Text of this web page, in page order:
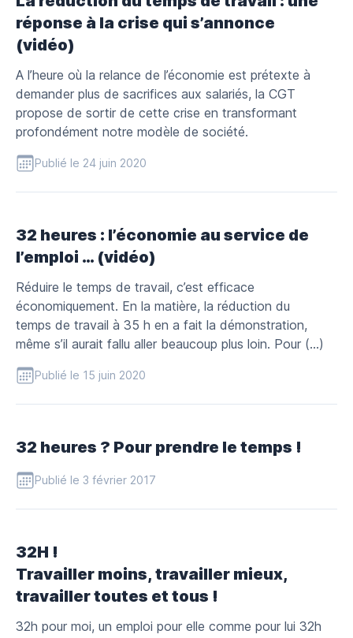
réponse à la crise qui s’annonce
(vidéo)
A l’heure où la relance de l’économie est prétexte à
demander plus de sacrifices aux salariés, la CGT
propose de sortir de cette crise en transformant
profondément notre modèle de société.
Publié le 24 juin 2020
32 heures : l’économie au service de
l’emploi … (vidéo)
Réduire le temps de travail, c’est efficace
économiquement. En la matière, la réduction du
temps de travail à 35 h en a fait la démonstration,
même s’il aurait fallu aller beaucoup plus loin. Pour (…)
Publié le 15 juin 2020
32 heures ? Pour prendre le temps !
Publié le 3 février 2017
32H !
Travailler moins, travailler mieux,
travailler toutes et tous !
32h pour moi, un emploi pour elle comme pour lui 32h